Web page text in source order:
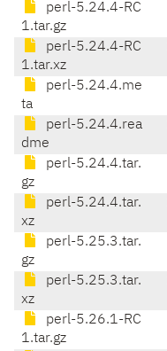
perl-5.24.4-RC
1.tar.gz
perl-5.24.4-RC
1.tar.xz
perl-5.24.4.me
ta
perl-5.24.4.rea
dme
perl-5.24.4.tar.
gz
perl-5.24.4.tar.
xz
perl-5.25.3.tar.
gz
perl-5.25.3.tar.
xz
perl-5.26.1-RC
1.tar.gz